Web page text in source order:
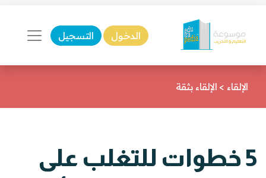
الدخول التسجيل
الإلقاء > الإلقاء بثقة
5 خطوات للتغلب على